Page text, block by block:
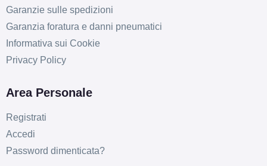
Garanzie sulle spedizioni
Garanzia foratura e danni pneumatici
Informativa sui Cookie
Privacy Policy
Area Personale
Registrati
Accedi
Password dimenticata?